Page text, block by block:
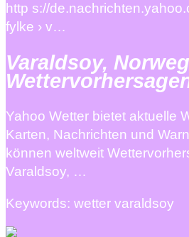
http s://
fylke › v…
Varaldsoy,
Yahoo Wetter bietet aktuelle
Karten, Nachrichten und
können weltweit
Varaldsoy, …
Keywords: wetter varaldsoy